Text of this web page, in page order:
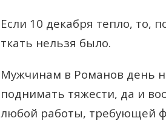
Если 10 декабря тепло, то,
ткать нельзя было.
Мужчинам в Романов день
поднимать тяжести, да и
любой работы, требующей